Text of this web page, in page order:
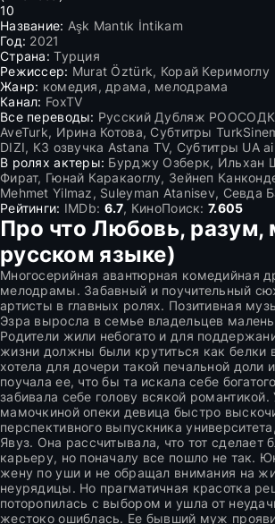
10
Название: Aşk Mantık İntikam
Год: 2021
Страна: Турция
Режиссер: Murat Öztürk, Корай Керимоглу
Жанр: комедия, драма, мелодрама
Канал: FoxTV
Все переводы: Русский Дубляж
AveTurk, Ирина Котова, Субтитры
DIZI, КЗ озвучка Astana TV, Субтитры UA
В ролях актеры: Бурджу Озберк, Ильхан
Фират, Гюнай Каракаоглу, Зейнеп
Mehmet Yilmaz, Suleyman Atanisev, Севда
Рейтинги: IMDb: 6.7, КиноПоиск: 7.605
Про что Любовь, разум,
русском языке)
Многосерийная авантюрная комедийная
мелодрамы. Забавный и поучительный
артисты в главных ролях. Позитивная
Эзра выросла в семье владельцев
Родители жили небогато и для
жизни должны были крутиться как белки
хотела для дочери такой печальной доли
поучала ее, что бы та искала себе
забивала себе голову всякой романтикой.
мамочкиной опеки девица быстро
перспективного выпускника
Явуз. Она рассчитывала, что тот сделает
карьеру, но поначалу все пошло не так.
жену по уши и не обращал внимания на
неурядицы. Но прагматичная красотка
поторопилась с выбором и ушла от
жестоко ошиблась. Ее бывший муж